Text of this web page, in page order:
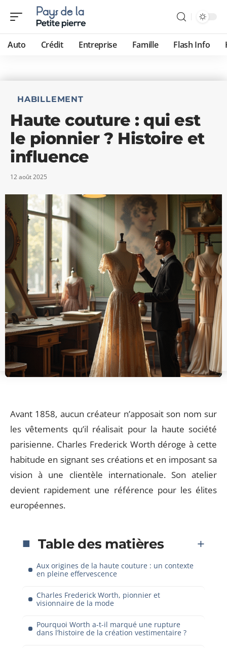
Auto Crédit Entreprise Famille Flash Info
HABILLEMENT
Haute couture : qui est
le pionnier ? Histoire et
influence
12 août 2025
Avant 1858, aucun créateur n’apposait son nom sur
les vêtements qu’il réalisait pour la haute société
parisienne. Charles Frederick Worth déroge à cette
habitude en signant ses créations et en imposant sa
vision à une clientèle internationale. Son atelier
devient rapidement une référence pour les élites
européennes.
Table des matières
Aux origines de la haute couture : un contexte
en pleine effervescence
Charles Frederick Worth, pionnier et
visionnaire de la mode
Pourquoi Worth a-t-il marqué une rupture
dans l’histoire de la création vestimentaire ?